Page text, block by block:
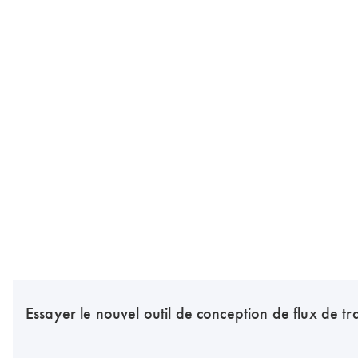
Essayer le nouvel outil de conception de flux de